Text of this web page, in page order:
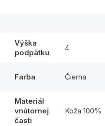
Výška
podpätku
4
Farba Čierna
Materiál
vnútornej
časti
Koža 100%